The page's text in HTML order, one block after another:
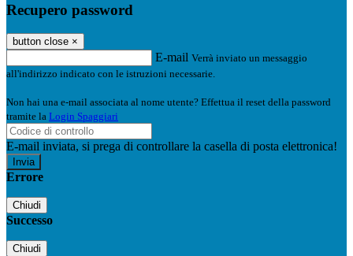
Recupero password
button close ×
E-mail Verrà inviato un messaggio
all'indirizzo indicato con le istruzioni necessarie.
Non hai una e-mail associata al nome utente? Effettua il reset della password
tramite la Login Spaggiari
E-mail inviata, si prega di controllare la casella di posta elettronica!
Errore
Chiudi
Successo
Chiudi